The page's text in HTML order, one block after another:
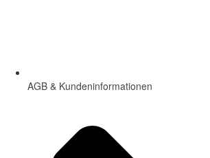
AGB & Kundeninformationen